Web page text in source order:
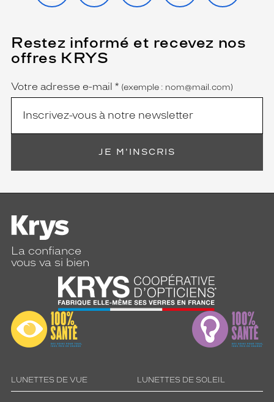
Restez informé et recevez nos
offres KRYS
Name
Votre adresse e-mail *
(Ce
champ
est
obligatoire)
(exemple : nom@mail.com)
JE M'INSCRIS
La confiance
vous va si bien
LUNETTES DE VUE LUNETTES DE SOLEIL